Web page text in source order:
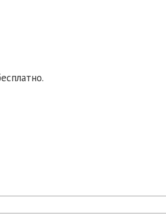
При заказе от 10000